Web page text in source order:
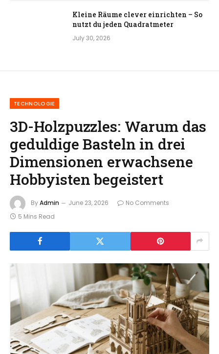
Kleine Räume clever einrichten – So
nutzt du jeden Quadratmeter
July 30, 2026
TECHNOLOGIE
3D-Holzpuzzles: Warum das
geduldige Basteln in drei
Dimensionen erwachsene
Hobbyisten begeistert
ByAdmin June 23, 2026
No Comments
5 Mins Read